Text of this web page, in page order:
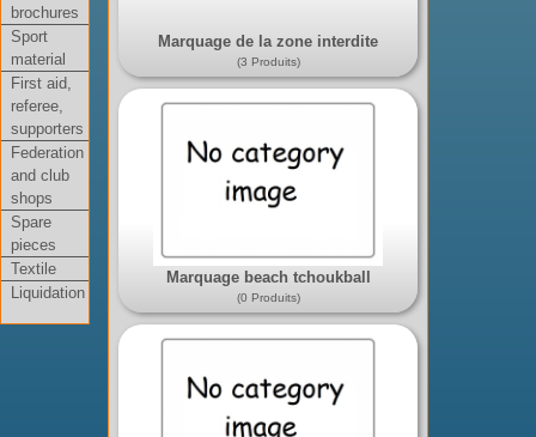
brochures
Sport
material
First aid,
referee,
supporters
Federation
and club
shops
Spare
pieces
Textile
Liquidation
Marquage de la zone interdite
(3 Produits)
Marquage beach tchoukball
(0 Produits)